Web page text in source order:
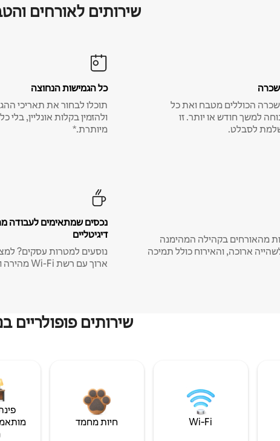
שירותים לאורחים
הכוללים מטבח ואת כל
למשך חודש או יותר. זו
לסבלט.
כל הגמישות הנחוצה
תוכלו לבחור את תאריכי
ולהזמין בקלות אונליין, בלי
מיותרת.*
מהאורחים בקהילה המהימנה
ארוכה, והאירוח כולל תמיכה
נכסים שמתאימים לעבודה
דיגיטליים
נוסעים למטרות עסקים?
ארוך עם רשת Wi-Fi מהירה וחללי עבודה ייעודיים.
שירותים
Wi‑Fi חיות מחמד